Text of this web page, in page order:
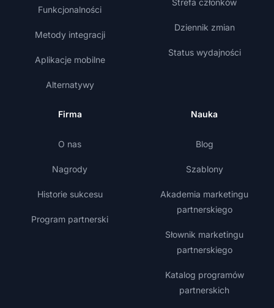
Funkcjonalności
Metody integracji
Aplikacje mobilne
Alternatywy
Strefa członków
Dziennik zmian
Status wydajności
Firma
O nas
Nagrody
Historie sukcesu
Program partnerski
Nauka
Blog
Szablony
Akademia marketingu
partnerskiego
Słownik marketingu
partnerskiego
Katalog programów
partnerskich